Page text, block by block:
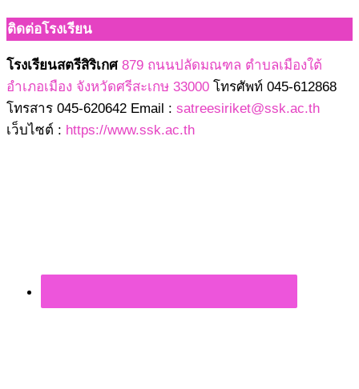
ติดต่อโรงเรียน
โรงเรียนสตรีสิริเกศ 879 ถนนปลัดมณฑล ตำบลเมืองใต้
อำเภอเมือง จังหวัดศรีสะเกษ 33000 โทรศัพท์ 045-612868
โทรสาร 045-620642 Email : satreesiriket@ssk.ac.th
เว็บไซต์ : https://www.ssk.ac.th